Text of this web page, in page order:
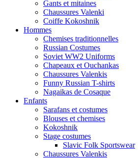
Gants et mitaines
Chaussures Valenki
Coiffe Kokoshnik
Hommes
Chemises traditionnelles
Russian Costumes
Soviet WW2 Uniforms
Chapeaux et Ouchankas
Chaussures Valenkis
Funny Russian T-shirts
Nagaikas de Cosaque
Enfants
Sarafans et costumes
Blouses et chemises
Kokoshnik
Stage costumes
Slavic Folk Sportswear
Chaussures Valenkis